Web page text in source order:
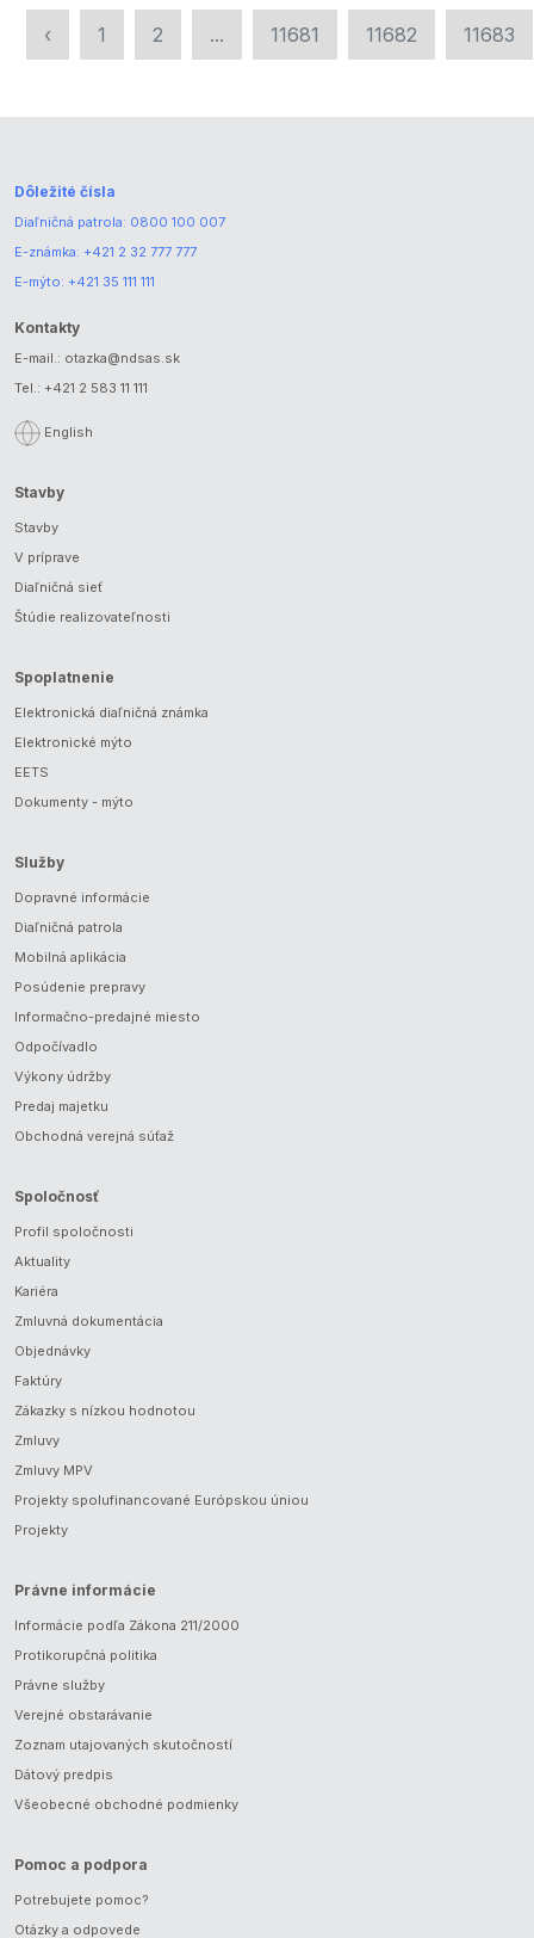
‹ 1 2 ... 11681 11682 11683
Dôležité čísla
Diaľničná patrola: 0800 100 007
E-známka: +421 2 32 777 777
E-mýto: +421 35 111 111
Kontakty
E-mail.: otazka@ndsas.sk
Tel.: +421 2 583 11 111
English
Stavby
Stavby
V príprave
Diaľničná sieť
Štúdie realizovateľnosti
Spoplatnenie
Elektronická diaľničná známka
Elektronické mýto
EETS
Dokumenty - mýto
Služby
Dopravné informácie
Diaľničná patrola
Mobilná aplikácia
Posúdenie prepravy
Informačno-predajné miesto
Odpočívadlo
Výkony údržby
Predaj majetku
Obchodná verejná súťaž
Spoločnosť
Profil spoločnosti
Aktuality
Kariéra
Zmluvná dokumentácia
Objednávky
Faktúry
Zákazky s nízkou hodnotou
Zmluvy
Zmluvy MPV
Projekty spolufinancované Európskou úniou
Projekty
Právne informácie
Informácie podľa Zákona 211/2000
Protikorupčná politika
Právne služby
Verejné obstarávanie
Zoznam utajovaných skutočností
Dátový predpis
Všeobecné obchodné podmienky
Pomoc a podpora
Potrebujete pomoc?
Otázky a odpovede